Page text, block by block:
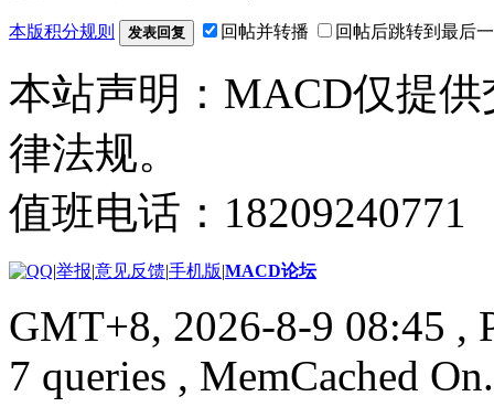
本版积分规则 发表回复 回帖并转播 回帖后跳转到最后
本站声明：MACD仅提
律法规。
值班电话：
|举报|意见反馈|手机版|MACD论坛
GMT+8, 2026-8-9 08:45 ,
7 queries , MemCached On.